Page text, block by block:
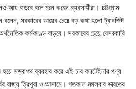
আয় বাড়বে বলে মনে করেন ব্যবসায়ীরা। চট্টগ্রাম
বলেন, সরকারের আয়ের চেয়ে বড় কথা হলো ট্রানজিট
কর্মকাণ্ড বাড়বে। সরকারের চেয়ে বেসরকারি
হয়ে সড়কপথ ব্যবহার করে এই চার কনটেইনার পণ্য
রাজ্য ত্রিপুরা ও আসামে। গতকাল মঙ্গলবার ভারতের